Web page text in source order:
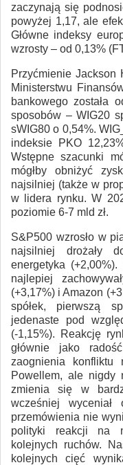
zaczynają się
powyżej 1,17, ale
Główne indeksy
wzrosty – od 0,13%
Przyćmienie Jackson
Ministerstwu
bankowego została
sposobów – WIG20
sWIG80 o 0,54%.
indeksie PKO
Wstępne szacunki
mógłby obniżyć
najsilniej (także w
w lidera rynku. W
poziomie 6-7 mld zł.
S&P500 wzrosło w
najsilniej drożały
energetyka
najlepiej
(+3,17%) i Amazon
spółek, pierwszą
jedenaste pod
(-1,15%). Reakcję
głównie jako
zaognienia konfliktu
Powellem, ale nigdy
zmienia się w
wcześniej
przemówienia nie
polityki reakcji na
kolejnych ruchów.
kolejnych cięć